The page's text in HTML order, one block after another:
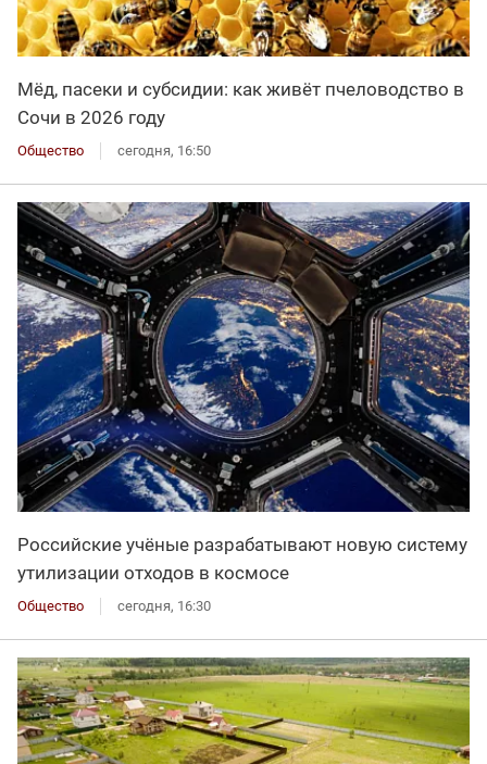
Мёд, пасеки и субсидии: как живёт пчеловодство в
Сочи в 2026 году
Общество сегодня, 16:50
Российские учёные разрабатывают новую систему
утилизации отходов в космосе
Общество сегодня, 16:30